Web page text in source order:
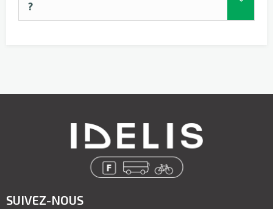
?
SUIVEZ-NOUS